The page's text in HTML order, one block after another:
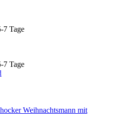
7 Tage
7 Tage